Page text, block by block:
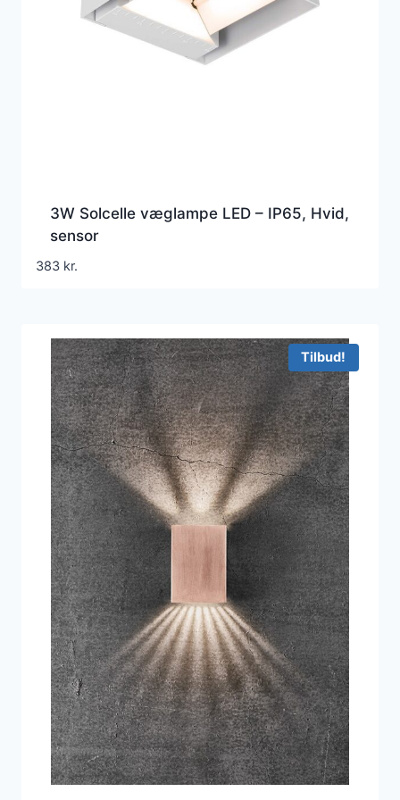
3W Solcelle væglampe LED – IP65, Hvid,
sensor
383 kr.
Tilbud!